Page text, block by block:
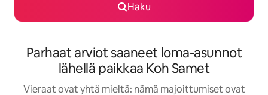
Haku
Parhaat arviot saaneet loma-asunnot
lähellä paikkaa Koh Samet
Vieraat ovat yhtä mieltä: nämä majoittumiset ovat